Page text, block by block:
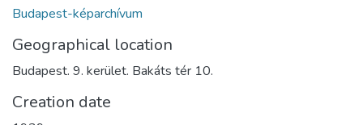
Budapest-képarchívum
Geographical location
Budapest. 9. kerület. Bakáts tér 10.
Creation date